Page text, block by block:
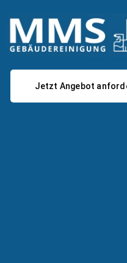
Jetzt Angebot